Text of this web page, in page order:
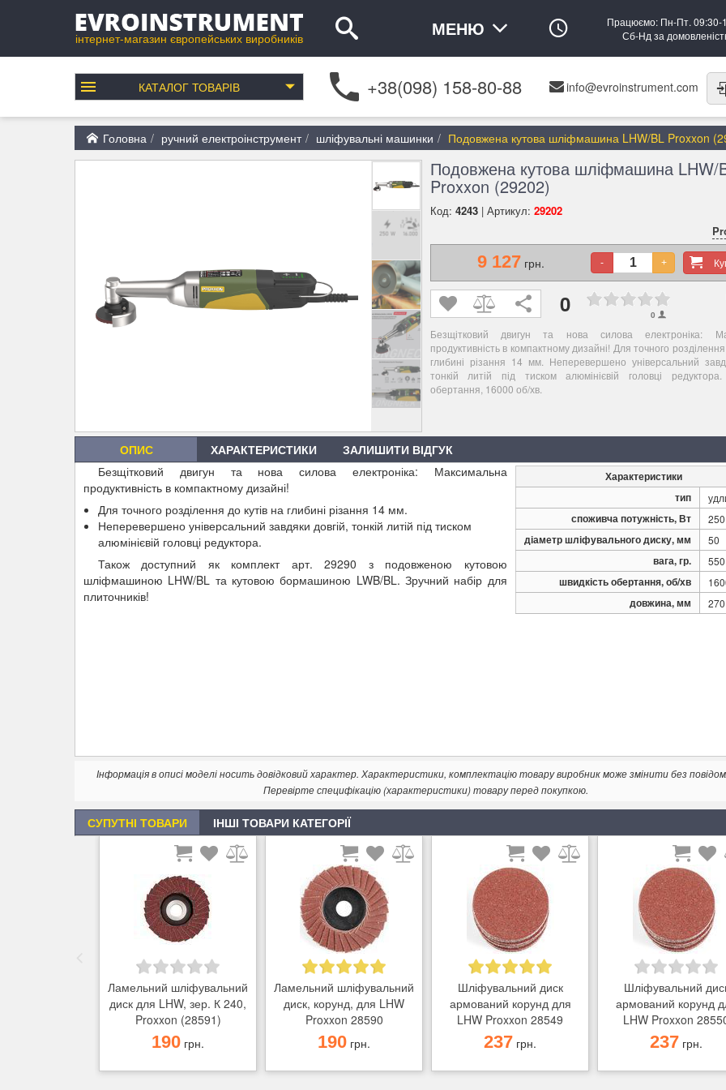
інтернет-магазин європейських виробників МЕНЮ
Працюємо: Пн-Пт. 09:30-
Сб-Нд за
КАТАЛОГ ТОВАРІВ +38(098) 158-80-88 info@evroinstrument.com
Головна ручний електроінструмент шліфувальні машинки Подовжена кутова шліфмашина LHW/BL Proxxon
Подовжена кутова шліфмашина LHW/
Proxxon (29202)
Код: 4243| Артикул: 29202
9 127 грн. - +
0 0
Безщітковий двигун та нова силова електроніка:
продуктивність в компактному дизайні! Для точного розділення
глибині різання 14 мм. Неперевершено універсальний
тонкій литій під тиском алюмінієвій головці редуктора.
обертання, 16000 об/хв.
ОПИС ХАРАКТЕРИСТИКИ ЗАЛИШИТИ ВІДГУК
Характеристики
тип
споживча потужність, Вт 250
діаметр шліфувального диску, мм 50
вага, гр. 550
швидкість обертання, об/хв
довжина, мм 270
Безщітковий двигун та нова силова електроніка: Максимальна
продуктивність в компактному дизайні!
Для точного розділення до кутів на глибині різання 14 мм.
Неперевершено універсальний завдяки довгій, тонкій литій під тиском
алюмінієвій головці редуктора.
Також доступний як комплект арт. 29290 з подовженою кутовою
шліфмашиною LHW/BL та кутовою бормашиною LWB/BL. Зручний набір для
плиточників!
Інформація в описі моделі носить довідковий характер. Характеристики, комплектацію товару виробник може змінити без
Перевірте специфікацію (характеристики) товару перед покупкою.
СУПУТНІ ТОВАРИ ІНШІ ТОВАРИ КАТЕГОРІЇ
Ламельний шліфувальний
диск для LHW, зер. К 240,
Proxxon (28591)
190 грн.
Ламельний шліфувальний
диск, корунд, для LHW
Proxxon 28590
190 грн.
Шліфувальний диск
армований корунд для
LHW Proxxon 28549
237 грн.
Шліфувальний
армований корунд
LHW Proxxon
237 грн.